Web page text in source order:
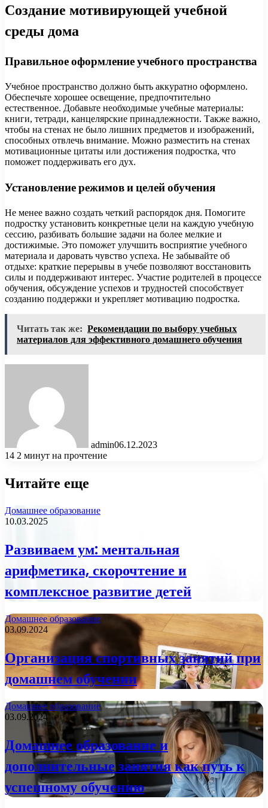
Создание мотивирующей учебной
среды дома
Правильное оформление учебного пространства
Учебное пространство должно быть аккуратно оформлено.
Обеспечьте хорошее освещение, предпочтительно
естественное. Добавьте необходимые учебные материалы:
книги, тетради, канцелярские принадлежности. Также важно,
чтобы на стенах не было лишних предметов и изображений,
способных отвлечь внимание. Можно разместить на стенах
мотивационные цитаты или достижения подростка, что
поможет поддерживать его дух.
Установление режимов и целей обучения
Не менее важно создать четкий распорядок дня. Помогите
подростку установить конкретные цели на каждую учебную
сессию, разбивать большие задачи на более мелкие и
достижимые. Это поможет улучшить восприятие учебного
материала и даровать чувство успеха. Не забывайте об
отдыхе: краткие перерывы в учебе позволяют восстановить
силы и поддерживают интерес. Участие родителей в процессе
обучения, обсуждение успехов и трудностей способствует
созданию поддержки и укрепляет мотивацию подростка.
Читать так же: Рекомендации по выбору учебных
материалов для эффективного домашнего обучения
admin06.12.2023
14 2 минут на прочтение
Читайте еще
Домашнее образование
10.03.2025
Развиваем ум: ментальная
арифметика, скорочтение и
комплексное развитие детей
Домашнее образование
03.09.2024
Организация спортивных занятий при
домашнем обучении
Домашнее образование
03.09.2024
Домашнее образование и
дополнительные занятия как путь к
успешному обучению